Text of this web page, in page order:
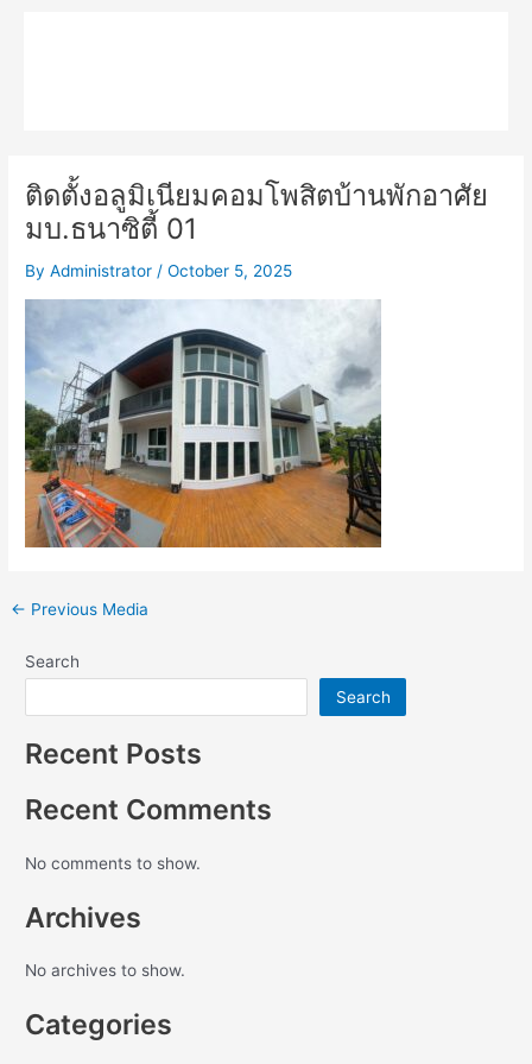
ติดตั้งอลูมิเนียมคอมโพสิตบ้านพักอาศัย
มบ.ธนาซิตี้ 01
ByAdministrator /October 5, 2025
← Previous Media
Search
Search
Recent Posts
Recent Comments
No comments to show.
Archives
No archives to show.
Categories